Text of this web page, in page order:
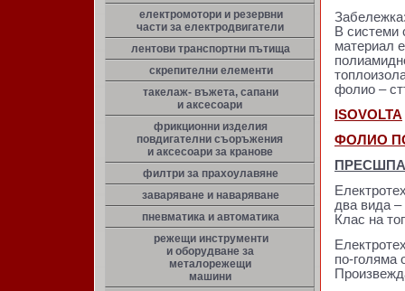
електромотори и резервни
части за електродвигатели
лентови транспортни пътища
скрепителни елементи
такелаж- въжета, сапани
и аксесоари
фрикционни изделия
повдигателни съоръжения
и аксесоари за кранове
филтри за прахоулавяне
заваряване и наваряване
пневматика и автоматика
режещи инструменти
и оборудване за
металорежещи
машини
В системи
материал
фолио –
ISOVOLTA
ФОЛИО
два вида –
Клас на
по-голяма